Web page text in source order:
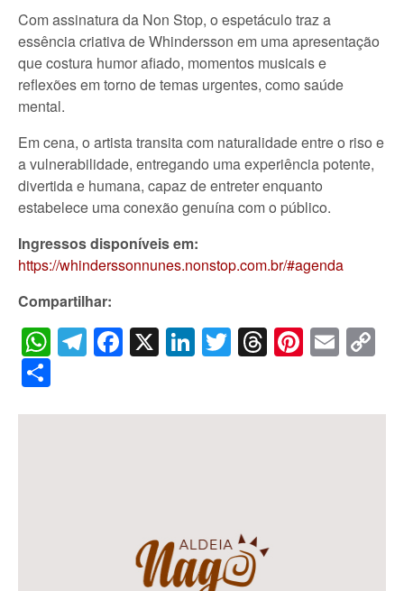
Com assinatura da Non Stop, o espetáculo traz a
essência criativa de Whindersson em uma apresentação
que costura humor afiado, momentos musicais e
reflexões em torno de temas urgentes, como saúde
mental.
Em cena, o artista transita com naturalidade entre o riso e
a vulnerabilidade, entregando uma experiência potente,
divertida e humana, capaz de entreter enquanto
estabelece uma conexão genuína com o público.
Ingressos disponíveis em:
https://whinderssonnunes.nonstop.com.br/#agenda
Compartilhar:
WhatsApp
Telegram
Facebook
X LinkedIn
Twitter
Threads